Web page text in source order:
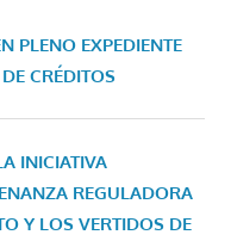
PLENO EXPEDIENTE
CRÉDITOS
INICIATIVA
REGULADORA
Y LOS VERTIDOS DE